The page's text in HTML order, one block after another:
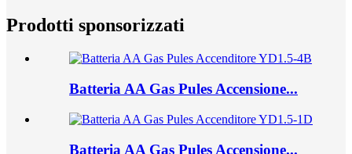
Prodotti sponsorizzati
Batteria AA Gas Pules Accensione...
Batteria AA Gas Pules Accensione...